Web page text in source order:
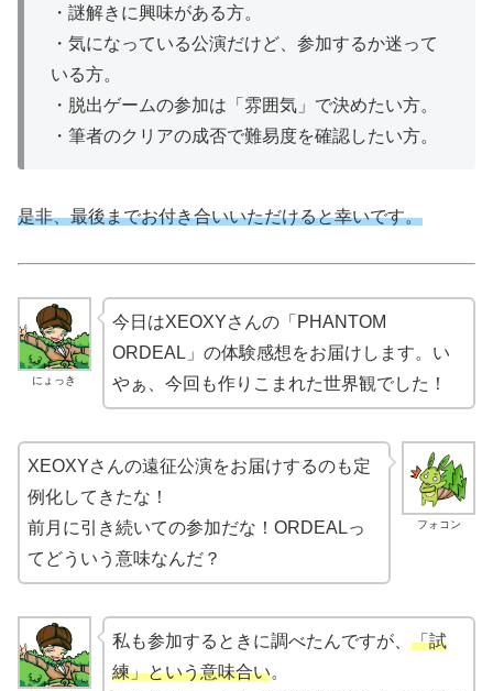
・謎解きに興味がある方。
・気になっている公演だけど、参加するか迷って
いる方。
・脱出ゲームの参加は「雰囲気」で決めたい方。
・筆者のクリアの成否で難易度を確認したい方。
是非、最後までお付き合いいただけると幸いです。
にょっき
今日はXEOXYさんの「PHANTOM
ORDEAL」の体験感想をお届けします。い
やぁ、今回も作りこまれた世界観でした！
フォコン
XEOXYさんの遠征公演をお届けするのも定
例化してきたな！
前月に引き続いての参加だな！ORDEALっ
てどういう意味なんだ？
私も参加するときに調べたんですが、 「試
練」という意味合い。